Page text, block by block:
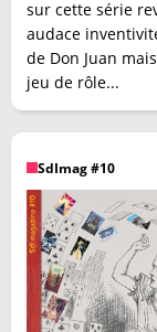
sur cette série
audace
de Don Juan
jeu de rôle...
SdImag #10